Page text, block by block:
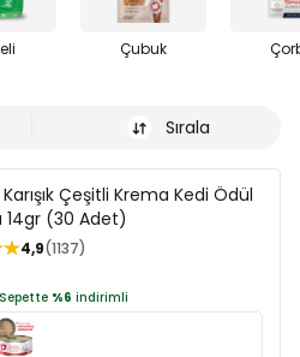
Çubuk
Sırala
Karışık Çeşitli Krema Kedi Ödül
14gr (30 Adet)
4,9 1137
Sepette %6 indirimli